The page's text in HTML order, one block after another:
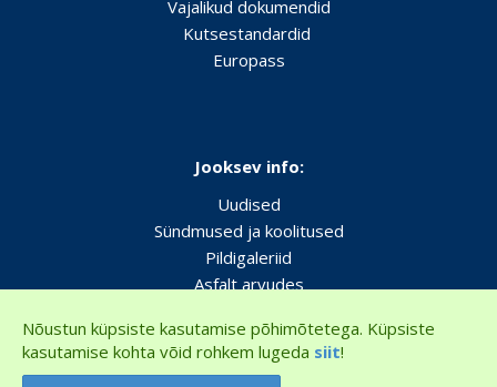
Vajalikud dokumendid
Kutsestandardid
Europass
Jooksev info:
Uudised
Sündmused ja koolitused
Pildigaleriid
Asfalt arvudes
Nõustun küpsiste kasutamise põhimõtetega. Küpsiste
kasutamise kohta võid rohkem lugeda siit!